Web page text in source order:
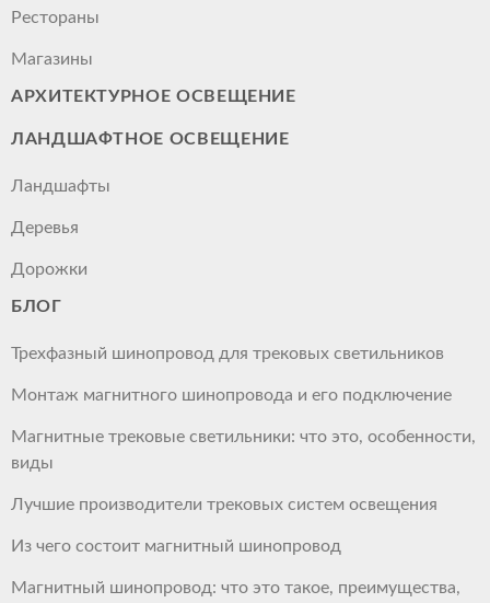
Рестораны
Магазины
АРХИТЕКТУРНОЕ ОСВЕЩЕНИЕ
ЛАНДШАФТНОЕ ОСВЕЩЕНИЕ
Ландшафты
Деревья
Дорожки
БЛОГ
Трехфазный шинопровод для трековых светильников
Монтаж магнитного шинопровода и его подключение
Магнитные трековые светильники: что это, особенности,
виды
Лучшие производители трековых систем освещения
Из чего состоит магнитный шинопровод
Магнитный шинопровод: что это такое, преимущества,